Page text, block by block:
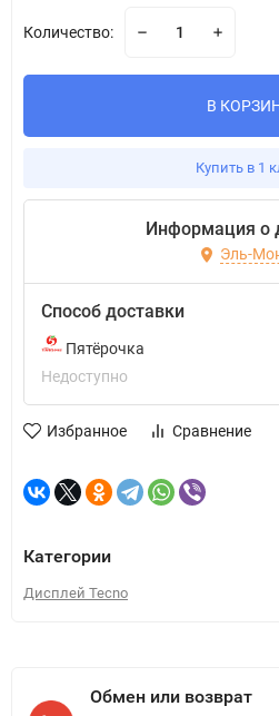
Количество:
В
Купить в 1
Информация о
Эль-
Способ доставки
Пятёрочка
Недоступно
Избранное Сравнение
Категории
Дисплей Tecno
Обмен или возврат